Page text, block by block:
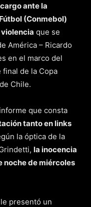
ante la
(Conmebol)
que se
América – Ricardo
en el marco del
de la Copa
Chile.
que consta
tanto en links
la óptica de la
la inocencia
noche de miércoles
presentó un